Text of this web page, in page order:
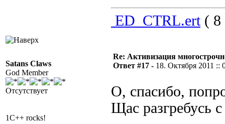
ED_CTRL.ert( 8
Satans Claws
God Member
Отсутствует
1C++ rocks!
Re: Активизация
Ответ #17 - 18. Октября 2011 ::
О, спасибо,
Щас разгребусь